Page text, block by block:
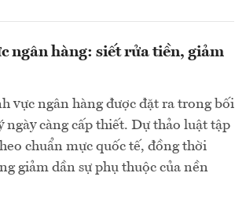
ngân hàng: siết rửa tiền, giảm
vực ngân hàng được đặt ra trong bối
càng cấp thiết. Dự thảo luật tập
chuẩn mực quốc tế, đồng thời
giảm dần sự phụ thuộc của nền